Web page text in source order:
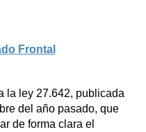
Útiles
de urgencia
Frontal
la ley 27.642, publicada
del año pasado, que
de forma clara el